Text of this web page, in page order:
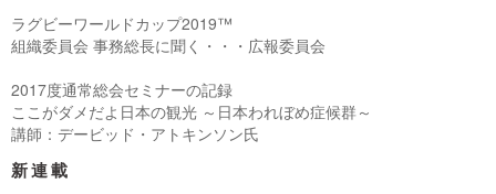
ラグビーワールドカップ2019™
組織委員会 事務総長に聞く・・・広報委員会
2017度通常総会セミナーの記録
ここがダメだよ日本の観光 ～日本われぼめ症候群～
講師：デービッド・アトキンソン氏
新連載